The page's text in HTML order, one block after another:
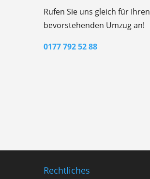
Rufen Sie uns gleich für Ihren
bevorstehenden Umzug an!
0177 792 52 88
Rechtliches